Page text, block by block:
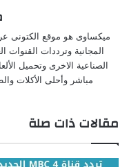
ميكساوى هو موقع الكتونى
المجانية وترددات
الصناعية الاخرى وتحميل
مباشر وأحلى الأكلات
مقالات ذات صلة